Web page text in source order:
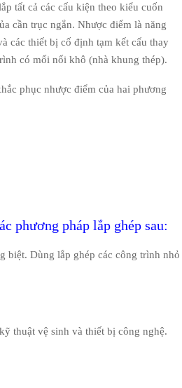
tất cả các cấu kiện theo kiểu cuốn
cần trục ngắn. Nhược điểm là năng
các thiết bị cố định tạm kết cấu thay
có mối nối khô (nhà khung thép).
phục nhược điểm của hai phương
phương pháp lắp ghép sau:
biệt. Dùng lắp ghép các công trình nhỏ
thuật vệ sinh và thiết bị công nghệ.